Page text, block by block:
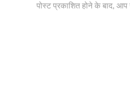
पोस्ट प्रकाशित होने के बाद,